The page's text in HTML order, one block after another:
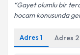
Gayet olumlu bir
hocam konusunda
Adres 1 Adres 2